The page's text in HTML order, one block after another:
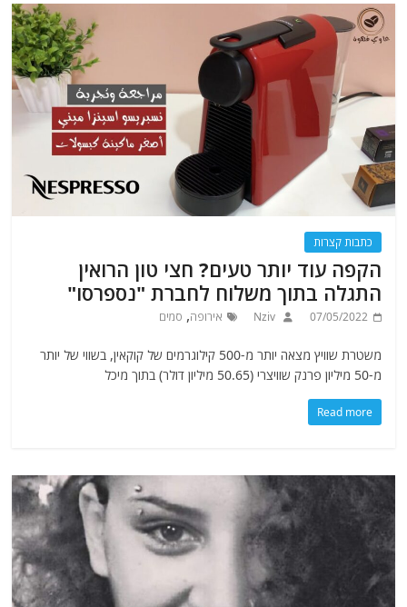
כתבות קצרות
הקפה עוד יותר טעים? חצי טון הרואין
התגלה בתוך משלוח לחברת "נספרסו"
07/05/2022
Nziv אירופה, סמים
משטרת שוויץ מצאה יותר מ-500 קילוגרמים של קוקאין, בשווי של יותר
מ-50 מיליון פרנק שוויצרי (50.65 מיליון דולר) בתוך מיכל
Read more